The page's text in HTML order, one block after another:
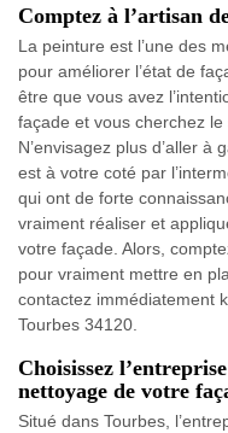
Comptez à l’artisan
La peinture est l’une des
pour améliorer l’état de
être que vous avez
façade et vous cherchez
N’envisagez plus d’aller
est à votre coté par
qui ont de forte
vraiment réaliser et
votre façade. Alors,
pour vraiment mettre en
contactez immédiatement
Tourbes 34120.
Choisissez
nettoyage de votre
Situé dans Tourbes,